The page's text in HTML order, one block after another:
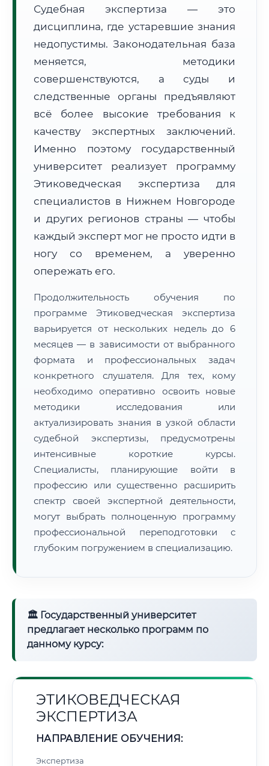
Формат учебы:
Дистанционно
🗺️ Зона обслуживания: г. Нижний Новгород
Расчет логистики оригиналов:
• Маршрут транзита:
~2 412 км
• Экспресс-доставка СДЭК / Почтой:
3–5 рабочих дней
📜 Документы и аккредитация ФИС ФРДО
🔍Нажмите на документ для увеличения и просмотра
Судебная экспертиза — это
дисциплина, где устаревшие знания
недопустимы. Законодательная база
меняется, методики
совершенствуются, а суды и
следственные органы предъявляют
всё более высокие требования к
качеству экспертных заключений.
Именно поэтому государственный
университет реализует программу
Этиковедческая экспертиза для
специалистов в Нижнем Новгороде
и других регионов страны — чтобы
каждый эксперт мог не просто идти в
ногу со временем, а уверенно
опережать его.
Продолжительность обучения по
программе Этиковедческая экспертиза
варьируется от нескольких недель до 6
месяцев — в зависимости от выбранного
формата и профессиональных задач
конкретного слушателя. Для тех, кому
необходимо оперативно освоить новые
методики исследования или
актуализировать знания в узкой области
судебной экспертизы, предусмотрены
интенсивные короткие курсы.
Специалисты, планирующие войти в
профессию или существенно расширить
спектр своей экспертной деятельности,
могут выбрать полноценную программу
профессиональной переподготовки с
глубоким погружением в специализацию.
🏛 Государственный университет
предлагает несколько программ по
данному курсу:
ЭТИКОВЕДЧЕСКАЯ
ЭКСПЕРТИЗА
НАПРАВЛЕНИЕ ОБУЧЕНИЯ:
Экспертиза